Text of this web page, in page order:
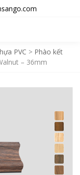
PVC > Phào kết
– 36mm